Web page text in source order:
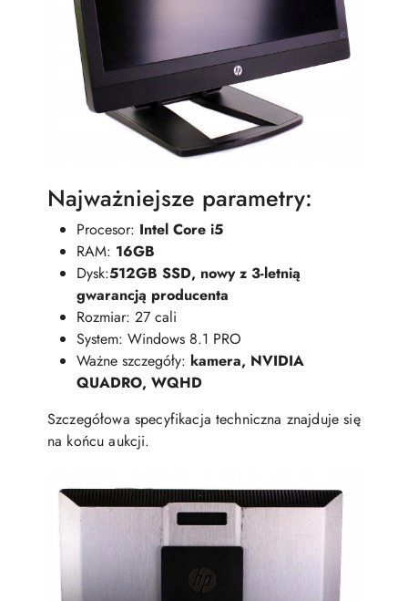
Najważniejsze parametry:
Procesor: Intel Core i5
RAM: 16GB
Dysk:512GB SSD, nowy z 3-letnią
gwarancją producenta
Rozmiar: 27 cali
System: Windows 8.1 PRO
Ważne szczegóły: kamera, NVIDIA
QUADRO, WQHD
Szczegółowa specyfikacja techniczna znajduje się
na końcu aukcji.